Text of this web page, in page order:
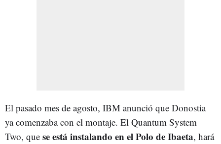
El pasado mes de agosto, IBM anunció que Donostia
ya comenzaba con el montaje. El Quantum System
Two, que se está instalando en el Polo de Ibaeta, hará